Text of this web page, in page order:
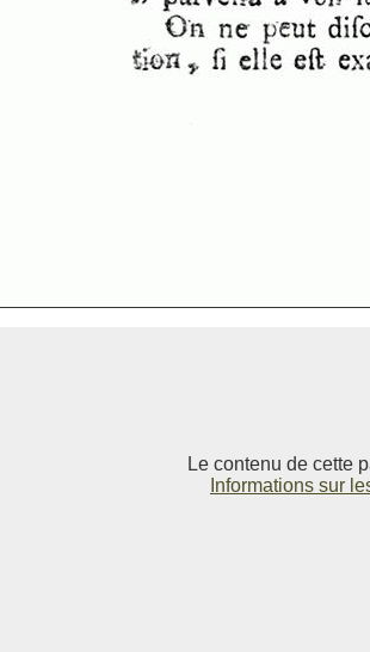
Le contenu de cette
Informations sur